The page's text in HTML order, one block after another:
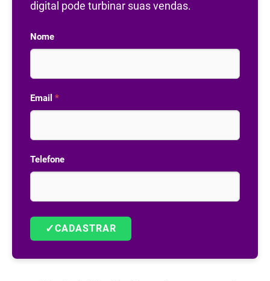
digital pode turbinar suas vendas.
Nome
Email *
Telefone
✓CADASTRAR